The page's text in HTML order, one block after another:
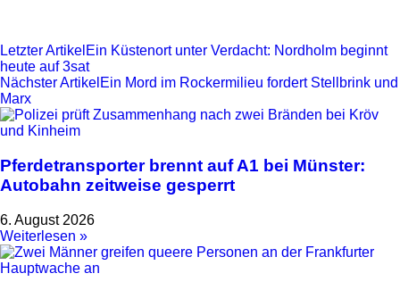
Letzter Artikel Ein Küstenort unter Verdacht: Nordholm beginnt
heute auf 3sat
Nächster Artikel Ein Mord im Rockermilieu fordert Stellbrink und
Marx
Pferdetransporter brennt auf A1 bei Münster:
Autobahn zeitweise gesperrt
6. August 2026
Weiterlesen »